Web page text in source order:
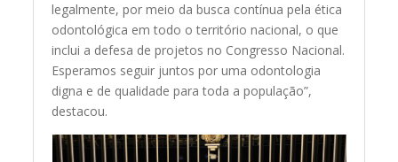
legalmente, por meio da busca contínua pela ética
odontológica em todo o território nacional, o que
inclui a defesa de projetos no Congresso Nacional.
Esperamos seguir juntos por uma odontologia
digna e de qualidade para toda a população”,
destacou.